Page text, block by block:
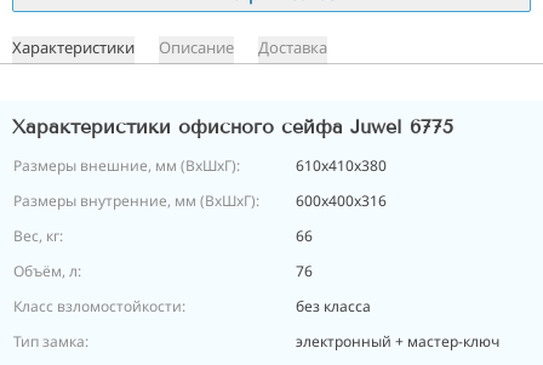
Характеристики Описание Доставка
Характеристики офисного сейфа Juwel 6775
Размеры внешние, мм (ВхШхГ):
610х410х380
Размеры внутренние, мм (ВхШхГ):
600х400х316
Вес, кг:
66
Объём, л:
76
Класс взломостойкости:
без класса
Тип замка:
электронный + мастер-ключ